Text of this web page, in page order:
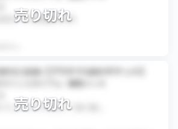
売り切れ
前までに発券番号共有
売り切れ
2026【プラチナ1DAYチケット】
リンスタジアム／幕張メッセ
でにスマチケURLにて受け渡し